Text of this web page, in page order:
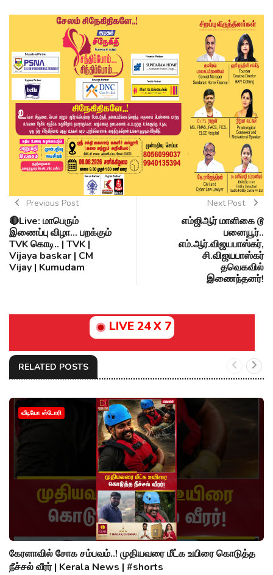
Previous Post
🔴Live: மாபெரும்
இணைப்பு விழா... பறக்கும்
TVK கொடி.. | TVK |
Vijaya baskar | CM
Vijay | Kumudam
Next Post
எம்ஜிஆர் மாளிகை டூ
பனையூர்..
எம்.ஆர்.விஜயபாஸ்கர்,
சி.விஜயபாஸ்கர்
தவெகவில்
இணைந்தனர்!
LIVE 24 X 7
RELATED POSTS
வீடியோ ஸ்டோரி
கேரளாவில் சோக சம்பவம்..! முதியவரை மீட்க உயிரை கொடுத்த
நீச்சல் வீரர் | Kerala News | #shorts